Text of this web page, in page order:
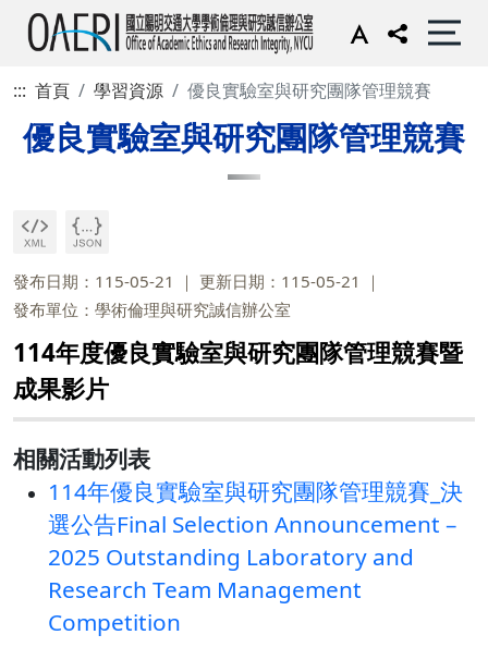
::: 首頁 學習資源 優良實驗室與研究團隊管理競賽
優良實驗室與研究團隊管理競賽
發布日期：115-05-21
更新日期：115-05-21
發布單位：學術倫理與研究誠信辦公室
114年度優良實驗室與研究團隊管理競賽暨
成果影片
相關活動列表
114年優良實驗室與研究團隊管理競賽_決
選公告Final Selection Announcement –
2025 Outstanding Laboratory and
Research Team Management
Competition